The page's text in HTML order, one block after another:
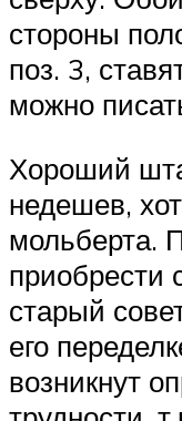
стороны
поз. 3,
можно
Хороший
недешев,
мольберта.
приобрести
старый
его
возникнут